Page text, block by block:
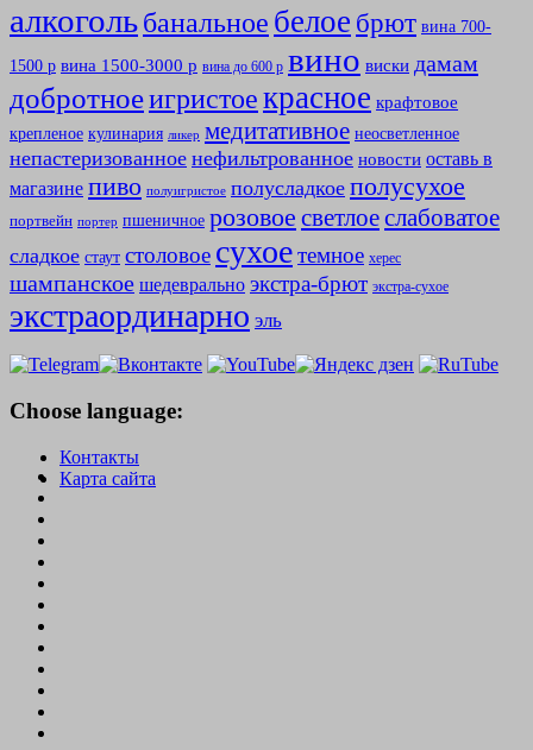
алкогольбанальное белое брют вина 700-
1500 р вина 1500-3000 р вина до 600 р вино виски дамам
добротноеигристоекрасное крафтовое
крепленое кулинария ликер медитативное неосветленное
непастеризованное нефильтрованное новости оставь в
магазине пиво полуигристое полусладкое полусухое
портвейн портер пшеничное розовое светлоеслабоватое
сладкое стаут столовое сухоетемное херес
шампанское шедеврально экстра-брют экстра-сухое
экстраординарно эль
Choose language:
Контакты
Карта сайта